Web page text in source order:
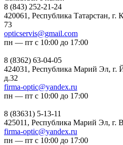
8 (843) 252-21-24
420061, Республика Татарстан, г.
73
opticservis@gmail.com
пн — пт с 10:00 до 17:00
8 (8362) 63-04-05
424031, Республика Марий Эл, г.
д.32
firma-optic@yandex.ru
пн — пт с 10:00 до 17:00
8 (83631) 5-13-11
425011, Республика Марий Эл, г.
firma-optic@yandex.ru
пн — пт с 10:00 до 17:00